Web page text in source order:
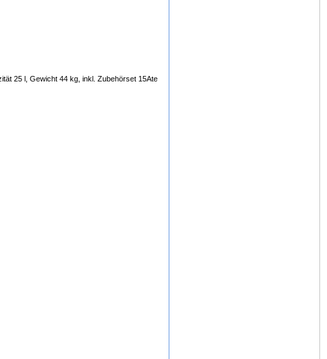
25 l, Gewicht 44 kg, inkl. Zubehörset 15Atex (3m Schlauch, antistatische Schrägrohrdüse-